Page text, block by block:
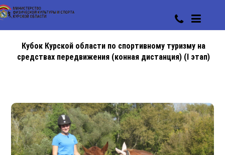
Кубок Курской области по спортивному туризму на
средствах передвижения (конная дистанция) (I этап)